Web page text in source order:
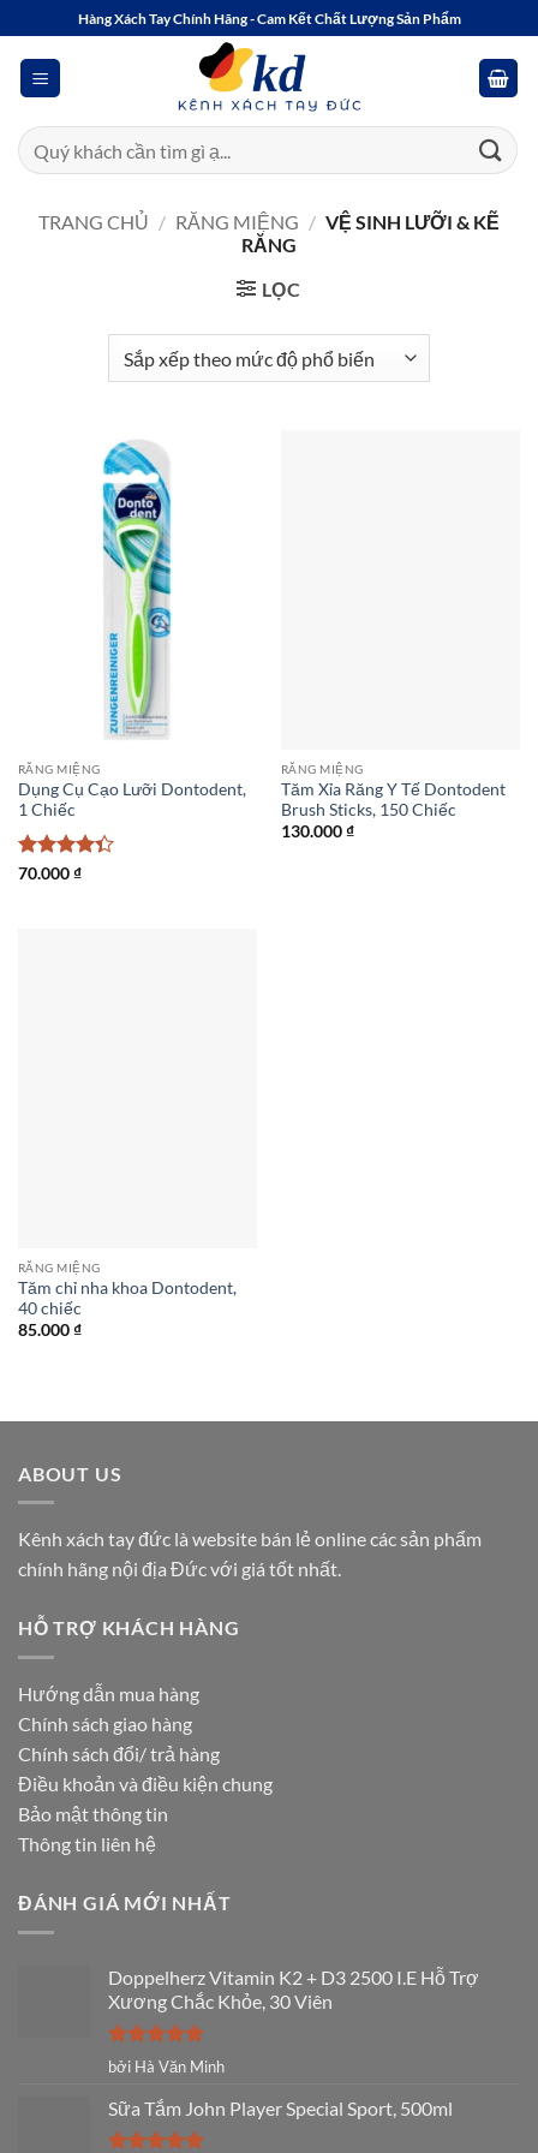
qua
dung
Hàng Xách Tay Chính Hãng - Cam Kết Chất Lượng Sản Phẩm
Tìm
kiếm:
TRANG CHỦ / RĂNG MIỆNG / VỆ SINH LƯỠI & KẼ
RĂNG
LỌC
RĂNG MIỆNG
Dụng Cụ Cạo Lưỡi Dontodent,
1 Chiếc
Được xếp
70.000₫
RĂNG MIỆNG
Tăm Xỉa Răng Y Tế Dontodent
Brush Sticks, 150 Chiếc
130.000₫
RĂNG MIỆNG
Tăm chỉ nha khoa Dontodent,
40 chiếc
85.000₫
ABOUT US
Kênh xách tay đức là website bán lẻ online các sản phẩm
chính hãng nội địa Đức với giá tốt nhất.
HỖ TRỢ KHÁCH HÀNG
Hướng dẫn mua hàng
Chính sách giao hàng
Chính sách đổi/ trả hàng
Điều khoản và điều kiện chung
Bảo mật thông tin
Thông tin liên hệ
ĐÁNH GIÁ MỚI NHẤT
Doppelherz Vitamin K2 + D3 2500 I.E Hỗ Trợ
Xương Chắc Khỏe, 30 Viên
Được xếp
sao
bởi Hà Văn Minh
Sữa Tắm John Player Special Sport, 500ml